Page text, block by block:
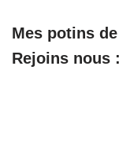
Mes potins
Rejoins nous :